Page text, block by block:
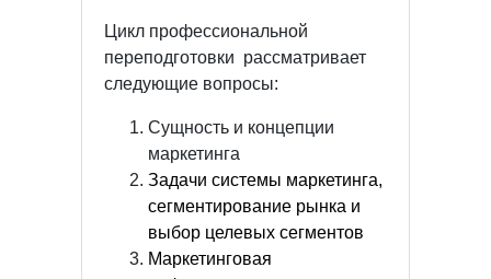
Цикл профессиональной
переподготовки рассматривает
следующие вопросы:
Сущность и концепции
маркетинга
Задачи системы маркетинга,
сегментирование рынка и
выбор целевых сегментов
Маркетинговая